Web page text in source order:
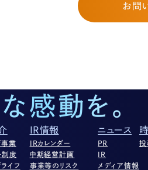
お問
感動を。
事業
制度
イフ
IR情報
IRカレンダー
中期経営計画
事業等のリスク
ニュース
PR
IR
メディア情報
投